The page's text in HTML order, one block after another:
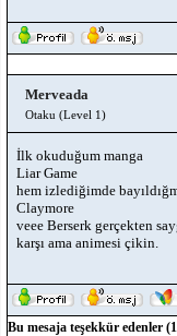
Merveada
Otaku (Level 1)
İlk okuduğum manga
Liar Game
hem izlediğimde
Claymore
veee Berserk gerçekten
karşı ama animesi çikin.
Bu mesaja teşekkür edenler